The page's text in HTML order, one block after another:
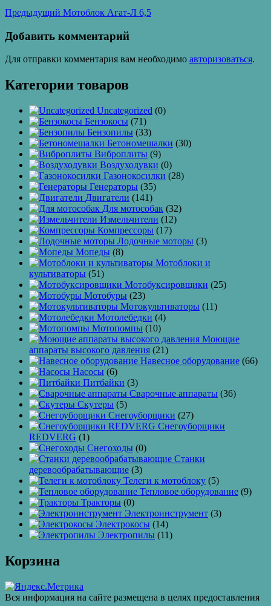
Навигация
по
записям
Предыдущий Предыдущая
Мотоблок Агат-Л 6,5
Добавить комментарий
Для отправки комментария вам необходимо авторизоваться.
Категории товаров
Uncategorized (0)
Бензокосы (71)
Бензопилы (33)
Бетономешалки (30)
Виброплиты (9)
Воздуходувки (0)
Газонокосилки (28)
Генераторы (35)
Двигатели (141)
Для мотособак (32)
Измельчители (12)
Компрессоры (17)
Лодочные моторы (3)
Мопеды (8)
Мотоблоки и
культиваторы (51)
Мотобуксировщики (25)
Мотобуры (23)
Мотокультиваторы (11)
Мотолебедки (4)
Мотопомпы (10)
Моющие
аппараты высокого давления (21)
Навесное оборудование (66)
Насосы (6)
Питбайки (3)
Сварочные аппараты (36)
Скутеры (5)
Снегоуборщики (27)
Снегоуборщики
REDVERG (1)
Снегоходы (0)
Станки
деревообрабатывающие (3)
Телеги к мотоблоку (5)
Тепловое оборудование (9)
Тракторы (0)
Электроинструмент (3)
Электрокосы (14)
Электропилы (11)
Корзина
Вся информация на сайте размещена в целях предоставления